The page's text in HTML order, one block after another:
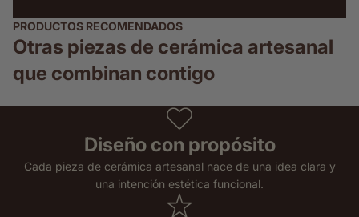
PRODUCTOS RECOMENDADOS
Otras piezas de cerámica artesanal
que combinan contigo
Diseño con propósito
Cada pieza de cerámica artesanal nace de una idea clara y
una intención estética funcional.